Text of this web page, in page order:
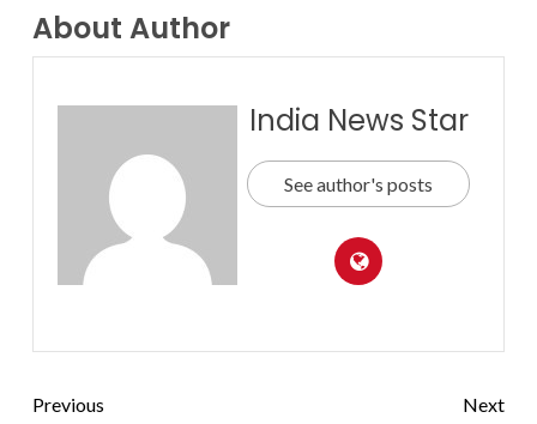
About Author
India News Star
See author's posts
Previous
Next